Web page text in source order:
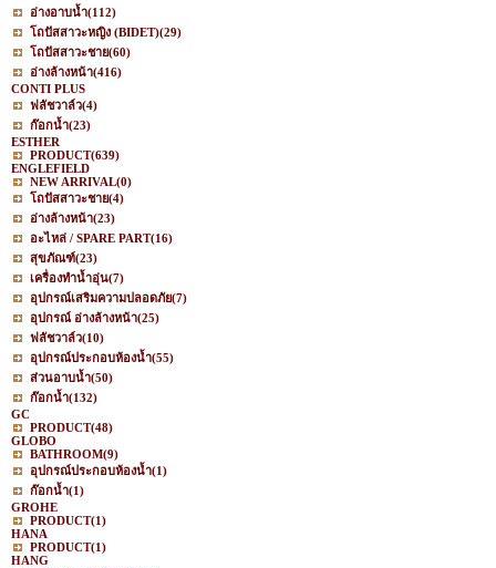
อ่างอาบน้ำ(112)
โถปัสสาวะหญิง (BIDET)(29)
โถปัสสาวะชาย(60)
อ่างล้างหน้า(416)
CONTI PLUS
ฟลัชวาล์ว(4)
ก๊อกน้ำ(23)
ESTHER
PRODUCT(639)
ENGLEFIELD
NEW ARRIVAL(0)
โถปัสสาวะชาย(4)
อ่างล้างหน้า(23)
อะไหล่ / SPARE PART(16)
สุขภัณฑ์(23)
เครื่องทำน้ำอุ่น(7)
อุปกรณ์เสริมความปลอดภัย(7)
อุปกรณ์ อ่างล้างหน้า(25)
ฟลัชวาล์ว(10)
อุปกรณ์ประกอบห้องน้ำ(55)
ส่วนอาบน้ำ(50)
ก๊อกน้ำ(132)
GC
PRODUCT(48)
GLOBO
BATHROOM(9)
อุปกรณ์ประกอบห้องน้ำ(1)
ก๊อกน้ำ(1)
GROHE
PRODUCT(1)
HANA
PRODUCT(1)
HANG